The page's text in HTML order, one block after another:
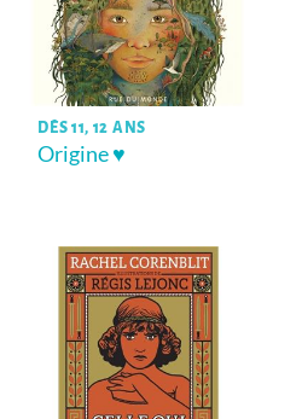
DÈS 11, 12 ANS
Origine ♥